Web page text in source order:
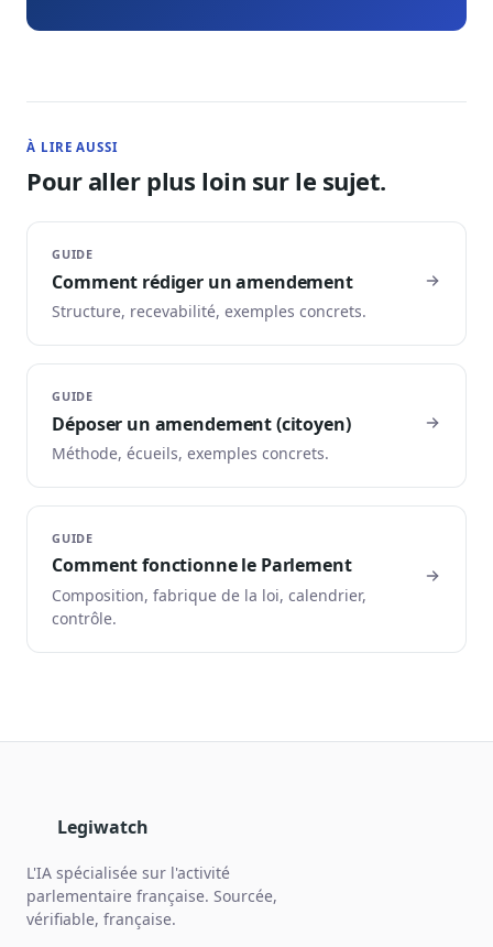
À LIRE AUSSI
Pour aller plus loin sur le sujet.
GUIDE
Comment rédiger un amendement
Structure, recevabilité, exemples concrets.
GUIDE
Déposer un amendement (citoyen)
Méthode, écueils, exemples concrets.
GUIDE
Comment fonctionne le Parlement
Composition, fabrique de la loi, calendrier,
contrôle.
Legiwatch
L'IA spécialisée sur l'activité
parlementaire française. Sourcée,
vérifiable, française.